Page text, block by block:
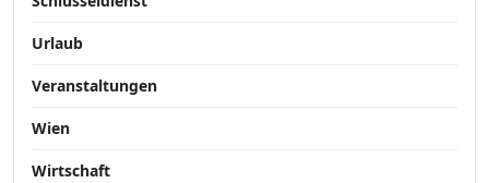
Urlaub
Veranstaltungen
Wien
Wirtschaft